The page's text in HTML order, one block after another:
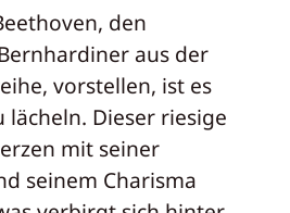
den
aus der
vorstellen, ist es
lächeln. Dieser riesige
mit seiner
seinem Charisma